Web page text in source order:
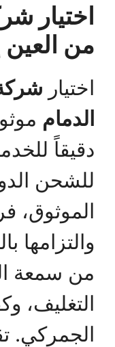
اختيار
من العين
اختيار
الدمام
دقيقاً
للشحن
الموثوق،
والتزامها
من سمعة
التغليف،
الجمركي.